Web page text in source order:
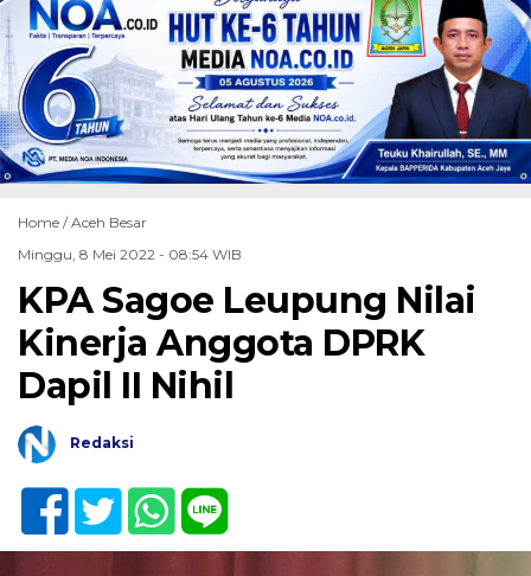
Home /Aceh Besar
Minggu, 8 Mei 2022 - 08:54 WIB
KPA Sagoe Leupung Nilai
Kinerja Anggota DPRK
Dapil II Nihil
Redaksi